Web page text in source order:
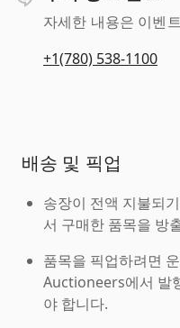
자세한 내용은 이벤
+1(780) 538-1100
배송 및 픽업
송장이 전액 지불되
서 구매한 품목을 방
품목을 픽업하려면
Auctioneers에서 발
야 합니다.